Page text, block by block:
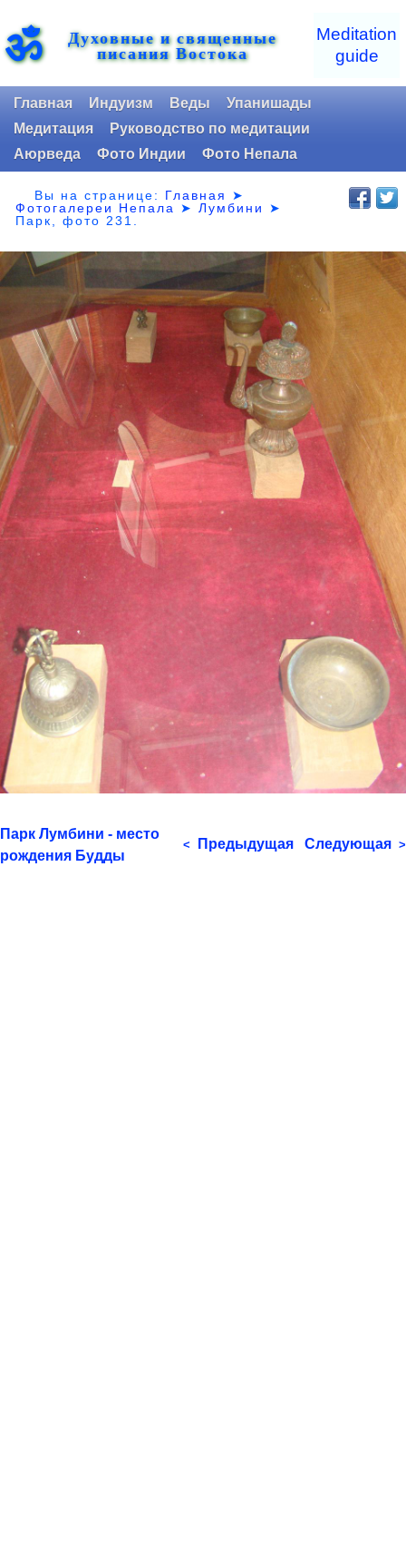
ॐ Духовные и священные
писания Востока
Meditation
guide
Главная Индуизм Веды
Упанишады
Медитация
Руководство по медитации
Аюрведа
Фото Индии Фото Непала
Вы на странице: Главная
➤
Фотогалереи Непала
➤Лумбини
➤
Парк,фото 231.
Парк Лумбини - место
рождения Будды
< Предыдущая Следующая >